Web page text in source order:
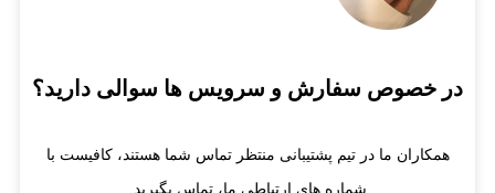
در خصوص سفارش و سرویس ها سوالی دارید؟
همکاران ما در تیم پشتیبانی منتظر تماس شما هستند، کافیست با
شماره های ارتباطی ما، تماس بگیرید.